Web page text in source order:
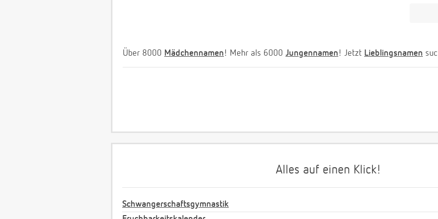
Über 8000 Mädchennamen! Mehr als 6000 Jungennamen! Jetzt Lieblingsnamen
Alles auf einen Klick!
Schwangerschaftsgymnastik